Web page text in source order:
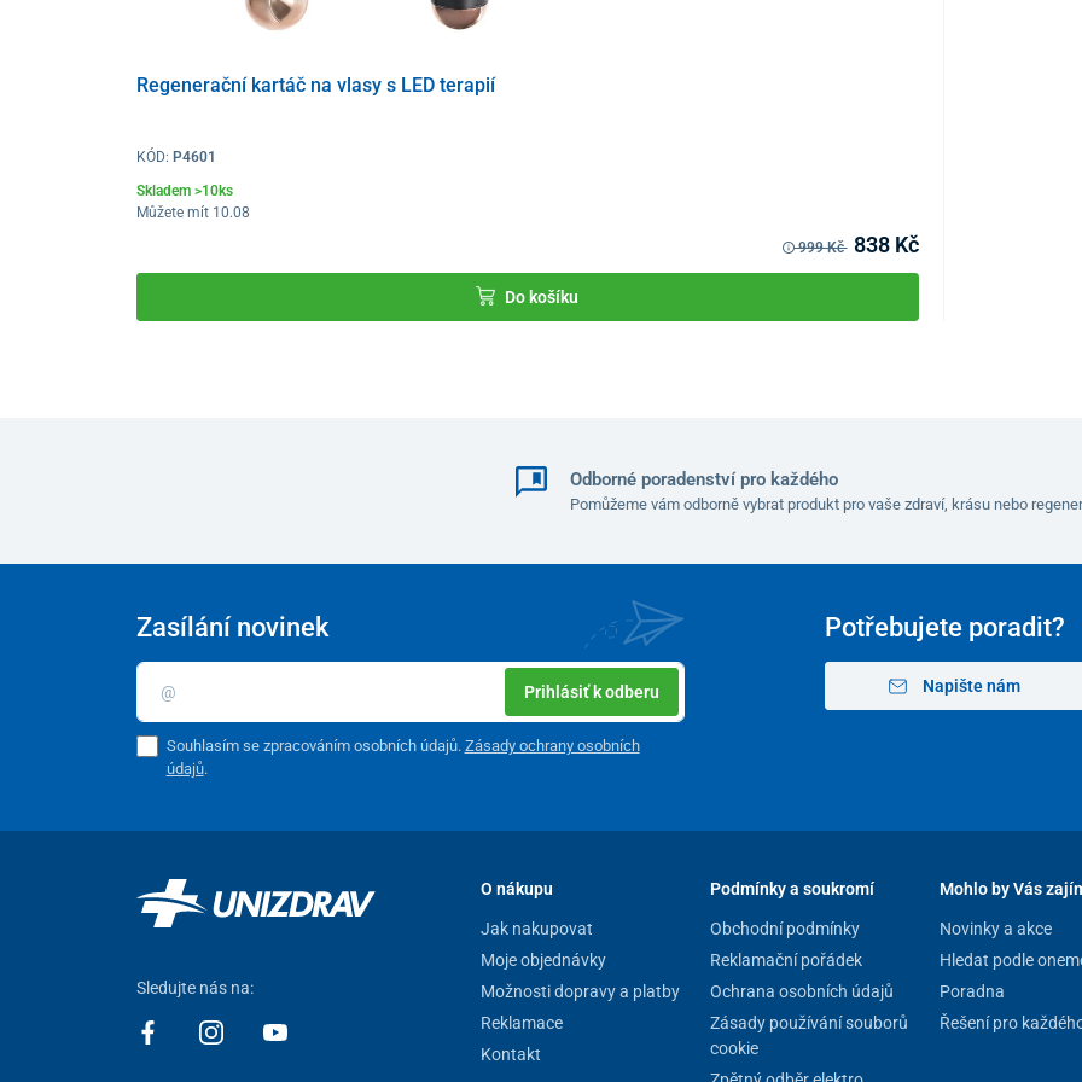
Regenerační kartáč na vlasy s LED terapií
KÓD: P4601
Skladem >10ks
Můžete mít 10.08
999 Kč 838 Kč
Do košíku
Odborné poradenství pro každého
Pomůžeme vám odborně vybrat produkt pro vaše zdraví, krásu nebo
Potřebujete poradit?
Napište nám
Zasílání novinek
Prihlásiť k odberu
Souhlasím se zpracováním osobních údajů. Zásady ochrany osobních
údajů.
Sledujte nás na:
O nákupu
Jak nakupovat
Moje objednávky
Možnosti dopravy a platby
Reklamace
Kontakt
Podmínky a soukromí
Obchodní podmínky
Reklamační pořádek
Ochrana osobních údajů
Zásady používání souborů
cookie
Mohlo by Vás
Novinky a akce
Hledat podle
Poradna
Řešení pro